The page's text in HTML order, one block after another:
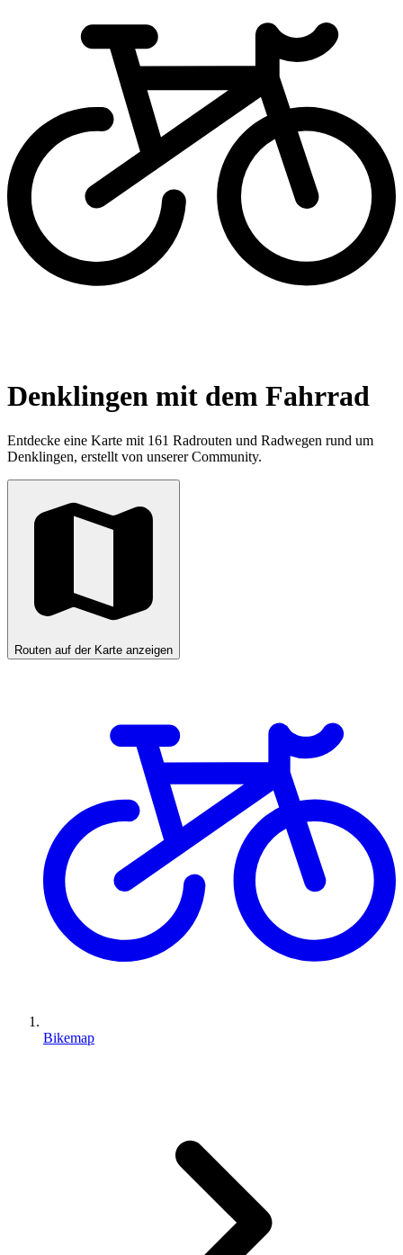
Denklingen mit dem Fahrrad
Entdecke eine Karte mit 161 Radrouten und Radwegen rund um
Denklingen, erstellt von unserer Community.
Routen auf der Karte anzeigen
Bikemap